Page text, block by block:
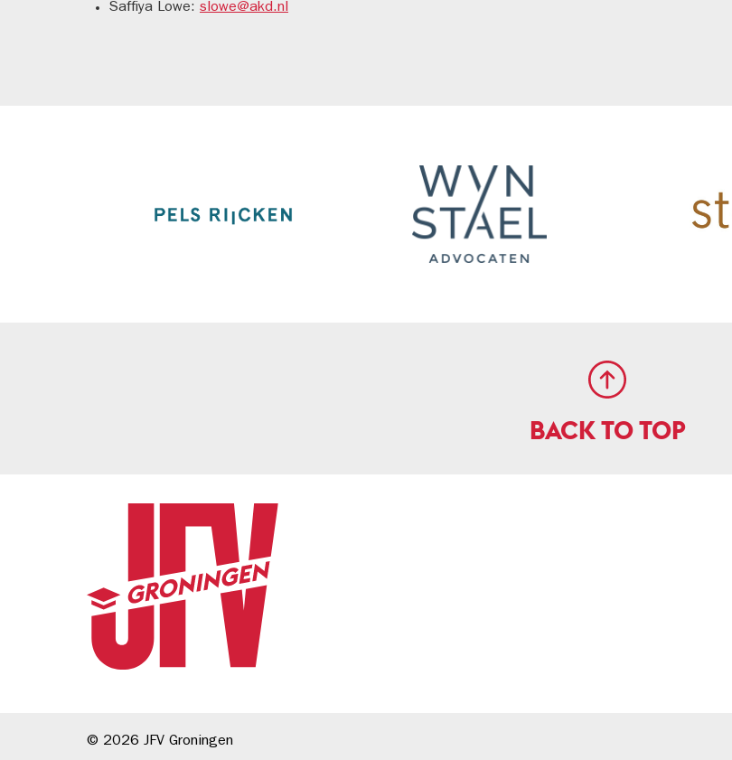
Saffiya Lowe: slowe@akd.nl
BACK TO TOP
© 2026 JFV Groningen